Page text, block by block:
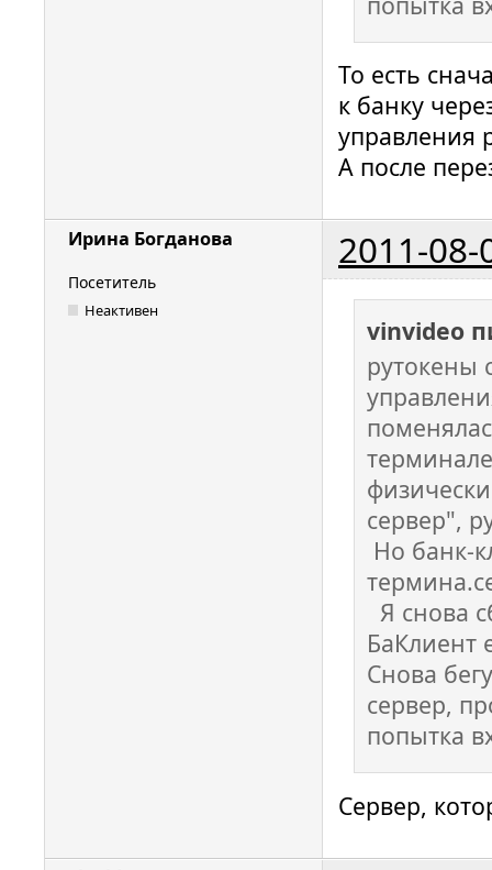
То есть
к банку
управления
А после
Ирина Богданова 2011-08-
Посетитель
Неактивен
vinvideo
рутокены
сервер",
Но банк-
Я снова
БаКлиент
Снова
сервер,
попытка
Сервер,